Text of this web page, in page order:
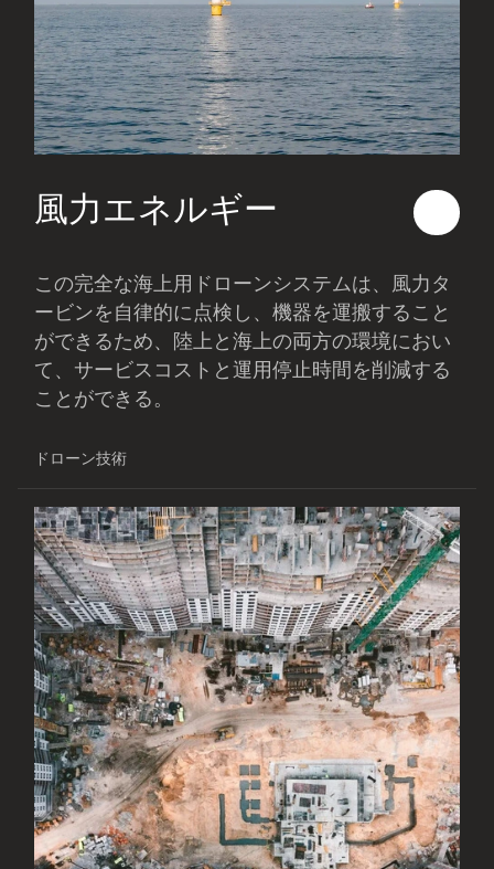
風力エネルギー
この完全な海上用ドローンシステムは、風力タ
ービンを自律的に点検し、機器を運搬すること
ができるため、陸上と海上の両方の環境におい
て、サービスコストと運用停止時間を削減する
ことができる。
ドローン技術